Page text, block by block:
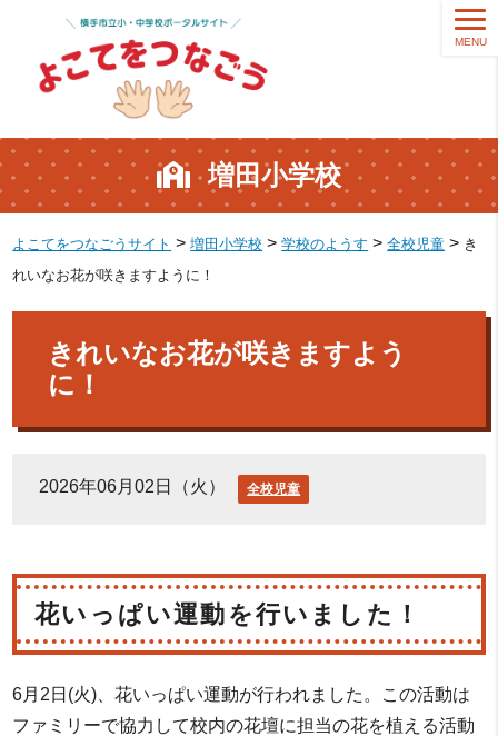
増田小学校
MENU
よこてをつなごうサイト >増田小学校 >学校のようす >全校児童 > き
れいなお花が咲きますように！
きれいなお花が咲きますよう
に！
2026年06月02日（火） 全校児童
花いっぱい運動を行いました！
6月2日(火)、花いっぱい運動が行われました。この活動は
ファミリーで協力して校内の花壇に担当の花を植える活動